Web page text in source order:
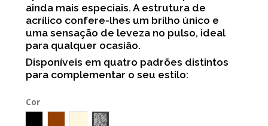
ainda mais especiais. A estrutura de
acrílico confere-lhes um brilho único e
uma sensação de leveza no pulso, ideal
para qualquer ocasião.
Disponíveis em quatro padrões distintos
para complementar o seu estilo:
Cor
PerolaZebra